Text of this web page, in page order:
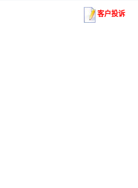
客户投诉